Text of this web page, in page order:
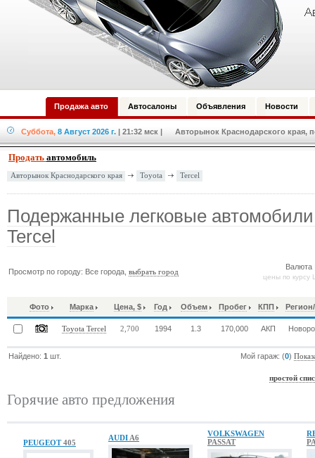
Продажа авто Автосалоны Объявления Новости
Суббота, 8 Август 2026 г. | 21:32 мск | Авторынок Краснодарского края,
Продать автомобиль
Авторынок Краснодарского края Toyota Tercel
Подержанные легковые
Tercel
Просмотр по городу: Все города,выбрать город
цены по
Фото Марка Цена, $ Год Объем Пробег КПП
Toyota Tercel 2,700 1994 1.3 170,000 АКП
Найдено:1 шт. Мой гараж: (0)
простой
Горячие авто предложения
PEUGEOT405
AUDI A6
VOLKSWAGEN
PASSAT